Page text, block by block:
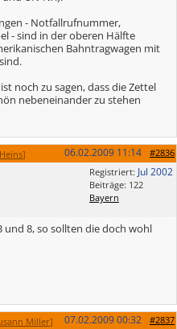
- Notfallrufnummer,
- sind in der oberen Hälfte
Bahntragwagen mit
noch zu sagen, dass die Zettel
nebeneinander zu stehen
] #2836
06.02.2009 11:14
Registriert: Jul 2002
Beiträge: 122
Bayern
und 8, so sollten die doch wohl
Miller] #2837
07.02.200900:32